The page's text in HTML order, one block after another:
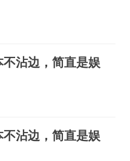
沾边，简直是娱
沾边，简直是娱